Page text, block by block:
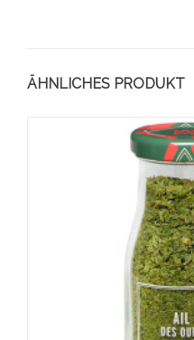
ÄHNLICHES PRODUKT